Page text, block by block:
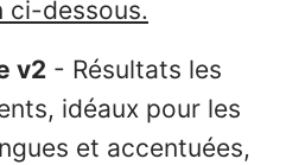
ci-dessous.
v2 - Résultats les
idéaux pour les
et accentuées,